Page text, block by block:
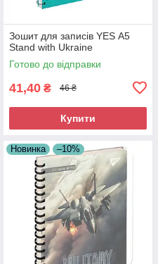
Зошит для записів YES А5
Stand with Ukraine
Готово до відправки
41,40 ₴ 46 ₴
Купити
Новинка –10%